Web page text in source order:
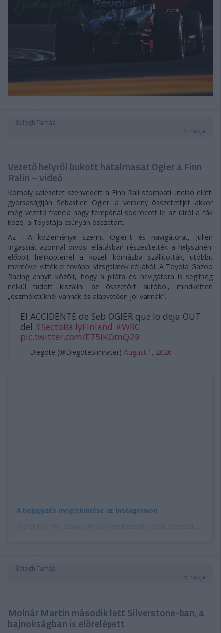
Balogh Tamás
5 napja
Vezető helyről bukott hatalmasat Ogier a Finn
Ralin – videó
Komoly balesetet szenvedett a Finn Rali szombati utolsó előtti
gyorsaságiján Sebastien Ogier: a verseny összetettjét akkor
még vezető francia nagy tempónál sodródott le az útról a fák
közé, a Toyotája csúnyán összetört.
Az FIA közleménye szerint Ogier-t és navigátorát, Julien
Ingassiát azonnal orvosi ellátásban részesítették a helyszínén:
előbbit helikopterrel a közeli kórházba szállították, utóbbit
mentővel vitték el további vizsgálatok céljából. A Toyota Gazoo
Racing annyit közölt, hogy a pilóta és navigátora is segítség
nélkül tudott kiszállni az összetört autóból, mindketten
„eszméletüknél vannak és alapvetően jól vannak”.
El ACCIDENTE de Seb OGIER que lo deja OUT
del #SectoRallyFinland #WRC
pic.twitter.com/E75lKOmQ29
— Diegote (@DiegoteSimracer) August 1, 2026
A bejegyzés megtekintése az Instagramon
Balogh Tamás
5 napja
Molnár Martin második lett Silverstone-ban, a
bajnokságban is előrelépett